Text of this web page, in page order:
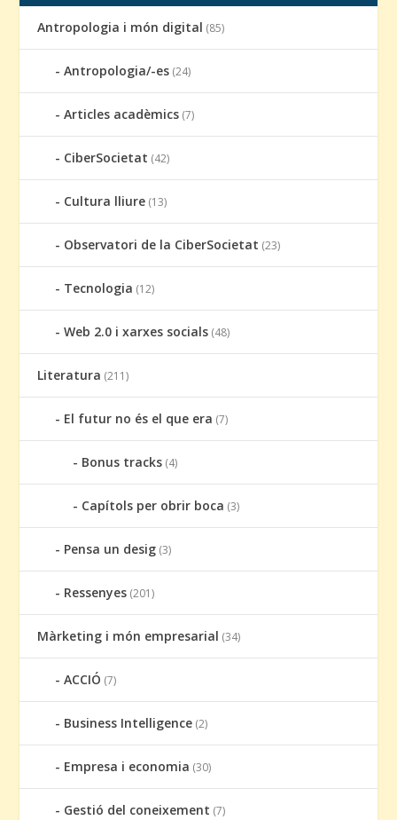
Antropologia i món digital (85)
Antropologia/-es (24)
Articles acadèmics (7)
CiberSocietat (42)
Cultura lliure (13)
Observatori de la CiberSocietat (23)
Tecnologia (12)
Web 2.0 i xarxes socials (48)
Literatura (211)
El futur no és el que era (7)
Bonus tracks (4)
Capítols per obrir boca (3)
Pensa un desig (3)
Ressenyes (201)
Màrketing i món empresarial (34)
ACCIÓ (7)
Business Intelligence (2)
Empresa i economia (30)
Gestió del coneixement (7)